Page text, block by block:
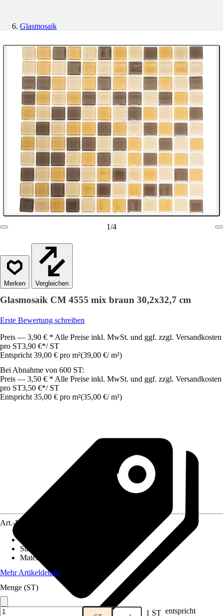
Glasmosaik
1/4
Vergleichen
Glasmosaik CM 4555 mix braun 30,2x32,7 cm
Erste Bewertung schreiben
Preis — 3,90 € * Alle Preise inkl. MwSt. und ggf. zzgl. Versandkosten
pro ST3,90 €*/ ST
Entspricht 39,00 € pro m²(39,00 €/ m²)
Bei Abnahme von 600 ST:
Preis — 3,50 € * Alle Preise inkl. MwSt. und ggf. zzgl. Versandkosten
pro ST3,50 €*/ ST
Entspricht 35,00 € pro m²(35,00 €/ m²)
Art.-Nr.
Stärke
Material
Mehr Artikeldetails
Menge (ST)
1 ST entspricht